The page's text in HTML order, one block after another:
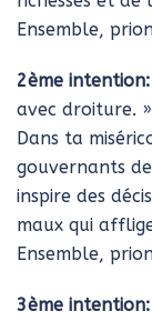
Ensemble,
2ème intention:
avec droiture. »
Dans ta
gouvernants
inspire des
maux qui
Ensemble,
3ème intention: